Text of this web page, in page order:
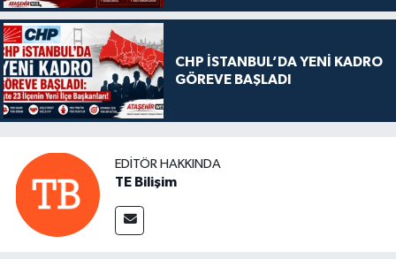
CHP İSTANBUL’DA YENİ KADRO
GÖREVE BAŞLADI
EDITÖR HAKKINDA
TE Bilişim